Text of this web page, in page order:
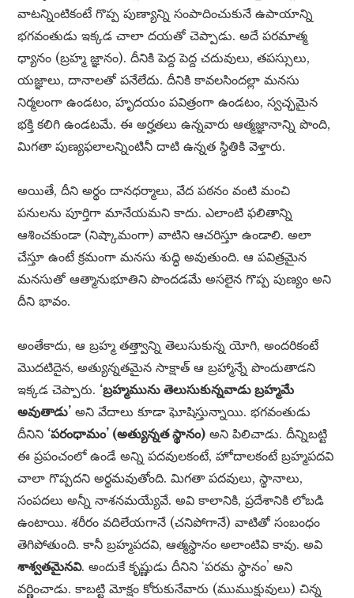
వాటన్నింటికంటే గొప్ప పుణ్యాన్ని సంపాదించుకునే ఉపాయాన్ని
భగవంతుడు ఇక్కడ చాలా దయతో చెప్పాడు. అదే పరమాత్మ
ధ్యానం (బ్రహ్మ జ్ఞానం). దీనికి పెద్ద పెద్ద చదువులు, తపస్సులు,
యజ్ఞాలు, దానాలతో పనేలేదు. దీనికి కావలసిందల్లా మనసు
నిర్మలంగా ఉండటం, హృదయం పవిత్రంగా ఉండటం, స్వచ్ఛమైన
భక్తి కలిగి ఉండటమే. ఈ అర్హతలు ఉన్నవారు ఆత్మజ్ఞానాన్ని పొంది,
మిగతా పుణ్యఫలాలన్నింటినీ దాటి ఉన్నత స్థితికి వెళ్తారు.
అయితే, దీని అర్థం దానధర్మాలు, వేద పఠనం వంటి మంచి
పనులను పూర్తిగా మానేయమని కాదు. ఎలాంటి ఫలితాన్ని
ఆశించకుండా (నిష్కామంగా) వాటిని ఆచరిస్తూ ఉండాలి. అలా
చేస్తూ ఉంటే క్రమంగా మనసు శుద్ధి అవుతుంది. ఆ పవిత్రమైన
మనసుతో ఆత్మానుభూతిని పొందడమే అసలైన గొప్ప పుణ్యం అని
దీని భావం.
అంతేకాదు, ఆ బ్రహ్మ తత్త్వాన్ని తెలుసుకున్న యోగి, అందరికంటే
మొదటిదైన, అత్యున్నతమైన సాక్షాత్ ఆ బ్రహ్మాన్నే పొందుతాడని
ఇక్కడ చెప్పారు. ‘బ్రహ్మమును తెలుసుకున్నవాడు బ్రహ్మమే
అవుతాడు’ అని వేదాలు కూడా ఘోషిస్తున్నాయి. భగవంతుడు
దీనిని ‘పరంధామం’ (అత్యున్నత స్థానం) అని పిలిచాడు. దీన్నిబట్టి
ఈ ప్రపంచంలో ఉండే అన్ని పదవులకంటే, హోదాలకంటే బ్రహ్మపదవి
చాలా గొప్పదని అర్థమవుతోంది. మిగతా పదవులు, స్థానాలు,
సంపదలు అన్నీ నాశనమయ్యేవే. అవి కాలానికి, ప్రదేశానికి లోబడి
ఉంటాయి. శరీరం వదిలేయగానే (చనిపోగానే) వాటితో సంబంధం
తెగిపోతుంది. కానీ బ్రహ్మపదవి, ఆత్మస్థానం అలాంటివి కావు. అవి
శాశ్వతమైనవి. అందుకే కృష్ణుడు దీనిని ‘పరమ స్థానం’ అని
వర్ణించాడు. కాబట్టి మోక్షం కోరుకునేవారు (ముముక్షువులు) చిన్న